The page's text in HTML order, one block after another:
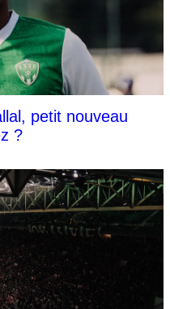
petit nouveau
?